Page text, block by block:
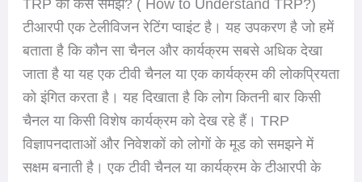
TRP को कैसे समझें? ( How to Understand TRP?)
टीआरपी एक टेलीविजन रेटिंग प्वाइंट है। यह उपकरण है जो हमें
बताता है कि कौन सा चैनल और कार्यक्रम सबसे अधिक देखा
जाता है या यह एक टीवी चैनल या एक कार्यक्रम की लोकप्रियता
को इंगित करता है। यह दिखाता है कि लोग कितनी बार किसी
चैनल या किसी विशेष कार्यक्रम को देख रहे हैं। TRP
विज्ञापनदाताओं और निवेशकों को लोगों के मूड को समझने में
सक्षम बनाती है। एक टीवी चैनल या कार्यक्रम के टीआरपी के